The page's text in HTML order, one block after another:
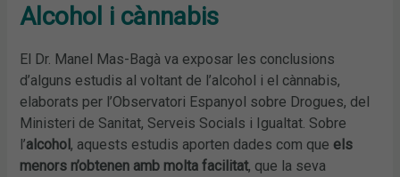
Alcohol i cànnabis
El Dr. Manel Mas-Bagà va exposar les conclusions
d’alguns estudis al voltant de l’alcohol i el cànnabis,
elaborats per l’Observatori Espanyol sobre Drogues, del
Ministeri de Sanitat, Serveis Socials i Igualtat. Sobre
l’alcohol, aquests estudis aporten dades com que els
menors n’obtenen amb molta facilitat, que la seva